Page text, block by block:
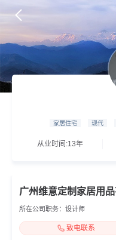
家居住宅 现代
从业时间:13年
广州维意定制家居用
所在公司职务：设计师
致电联系